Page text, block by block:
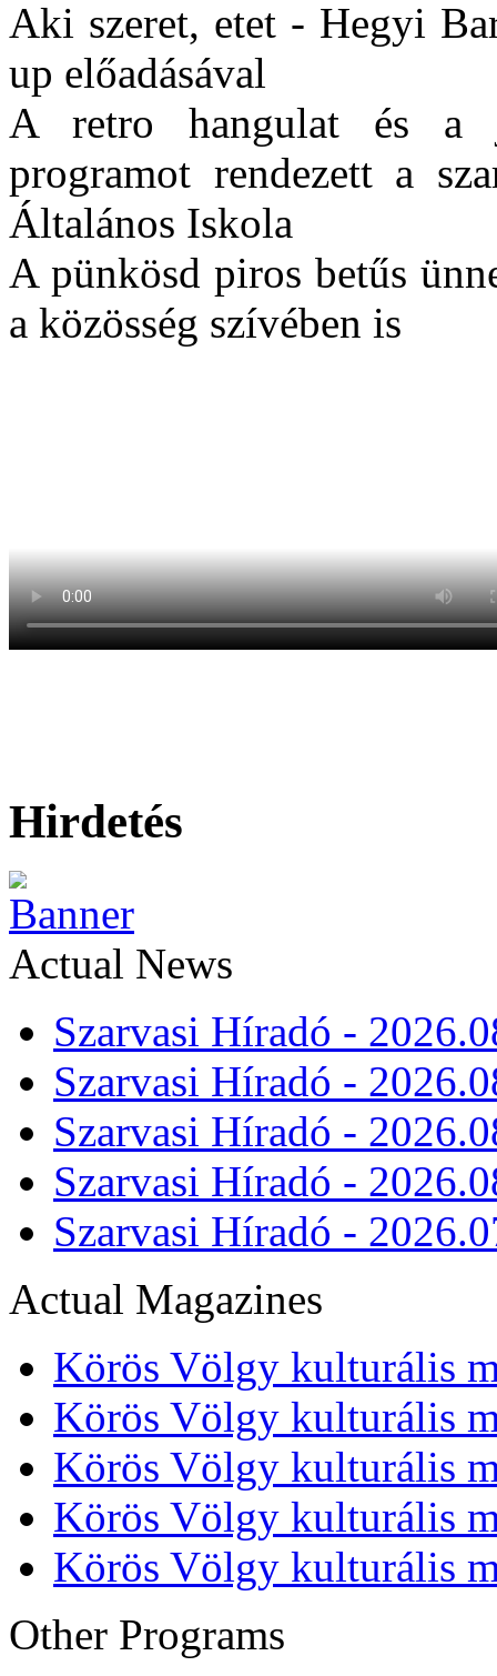
Aki szeret, etet - Hegyi
up előadásával
A retro hangulat és a
programot rendezett a
Általános Iskola
A pünkösd piros betűs
a közösség szívében is
Hirdetés
Actual News
Szarvasi Híradó -
Szarvasi Híradó -
Szarvasi Híradó -
Szarvasi Híradó -
Szarvasi Híradó -
Actual Magazines
Körös Völgy kulturális
Körös Völgy kulturális
Körös Völgy kulturális
Körös Völgy kulturális
Körös Völgy kulturális
Other Programs